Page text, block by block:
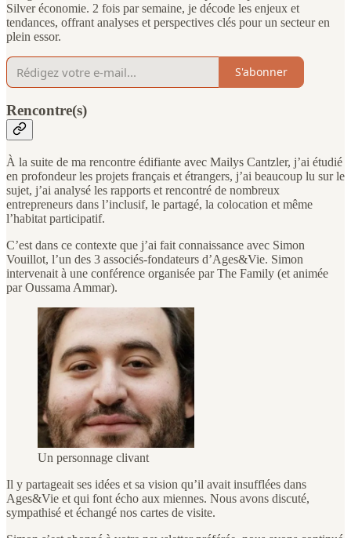
Silver économie. 2 fois par semaine, je décode les enjeux et
tendances, offrant analyses et perspectives clés pour un secteur en
plein essor.
S'abonner
Rencontre(s)
À la suite de ma rencontre édifiante avec Mailys Cantzler, j’ai étudié
en profondeur les projets français et étrangers, j’ai beaucoup lu sur le
sujet, j’ai analysé les rapports et rencontré de nombreux
entrepreneurs dans l’inclusif, le partagé, la colocation et même
l’habitat participatif.
C’est dans ce contexte que j’ai fait connaissance avec Simon
Vouillot, l’un des 3 associés-fondateurs d’Ages&Vie. Simon
intervenait à une conférence organisée par The Family (et animée
par Oussama Ammar).
Un personnage clivant
Il y partageait ses idées et sa vision qu’il avait insufflées dans
Ages&Vie et qui font écho aux miennes. Nous avons discuté,
sympathisé et échangé nos cartes de visite.